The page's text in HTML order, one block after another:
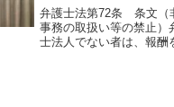
治国家ではない！
弁護士法第72条 条文（
事務の取扱い等の禁止）
士法人でない者は、報酬
訟事件、非訟事件及び審
立て、再審査請求等行